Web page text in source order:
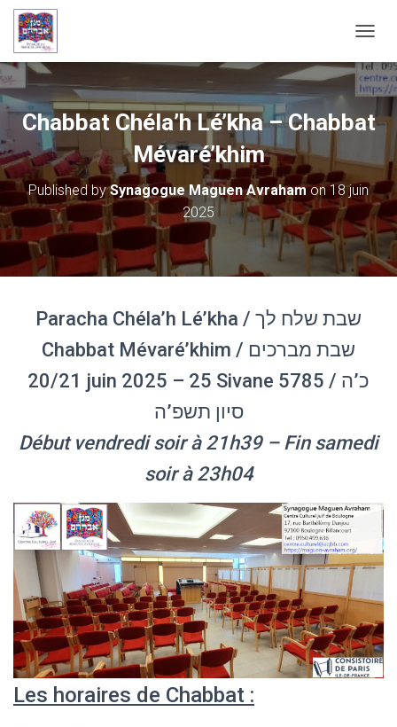
Chabbat Chéla’h Lé’kha – Chabbat
Mévaré’khim
Published bySynagogue Maguen Avrahamon18 juin
2025
Paracha Chéla’h Lé’kha / שבת שלח לך
Chabbat Mévaré’khim / שבת מברכים
20/21 juin 2025 – 25 Sivane 5785 / כ’ה
סיון תשפ’ה
Début vendredi soir à 21h39 – Fin samedi
soir à 23h04
Les horaires de Chabbat :